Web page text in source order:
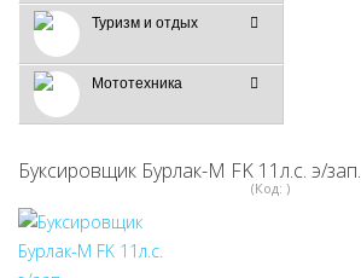
Туризм и отдых
Мототехника
Буксировщик Бурлак-М FK 11л.с. э/зап.
(Код: )